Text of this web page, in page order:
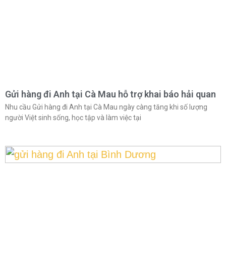
Gửi hàng đi Anh tại Cà Mau hỗ trợ khai báo hải quan
Nhu cầu Gửi hàng đi Anh tại Cà Mau ngày càng tăng khi số lượng
người Việt sinh sống, học tập và làm việc tại